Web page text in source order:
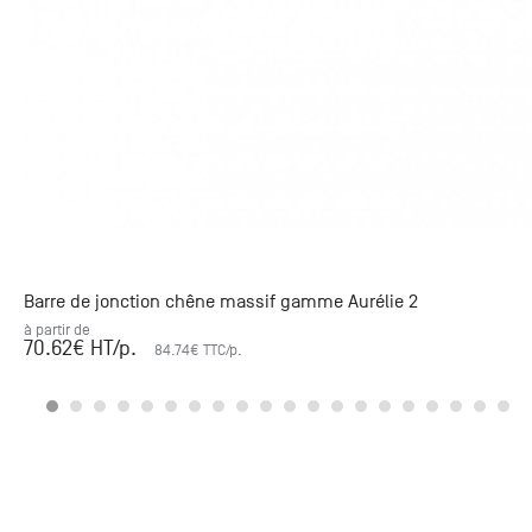
Barre de jonction chêne massif gamme Aurélie 2
à partir de
70.62€ HT/p. 84.74€ TTC/p.